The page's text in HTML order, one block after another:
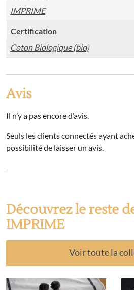
IMPRIME
Certification
Coton Biologique (bio)
Avis
Il n’y a pas encore d’avis.
Seuls les clients connectés ayant
possibilité de laisser un avis.
Découvrez le reste
IMPRIME
Voir toute la